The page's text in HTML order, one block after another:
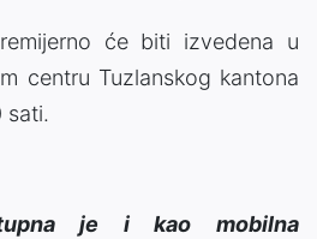
će biti izvedena u
centru Tuzlanskog kantona
sati.
je i kao mobilna